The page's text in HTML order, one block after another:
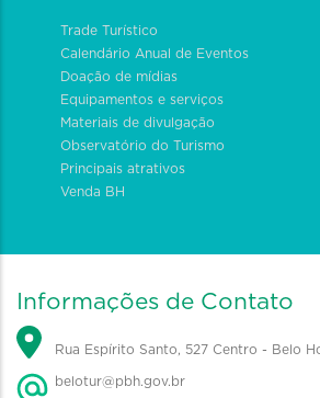
Trade Turístico
Calendário Anual de Eventos
Doação de mídias
Equipamentos e serviços
Materiais de divulgação
Observatório do Turismo
Principais atrativos
Venda BH
Informações de Contato
Rua Espírito Santo, 527 Centro - Belo
belotur@pbh.gov.br